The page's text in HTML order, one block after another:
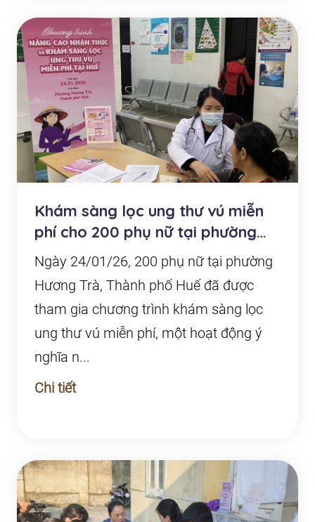
Khám sàng lọc ung thư vú miễn
phí cho 200 phụ nữ tại phường
Hương Trà, Tp H...
Ngày 24/01/26, 200 phụ nữ tại phường
Hương Trà, Thành phố Huế đã được
tham gia chương trình khám sàng lọc
ung thư vú miễn phí, một hoạt động ý
nghĩa n...
Chi tiết